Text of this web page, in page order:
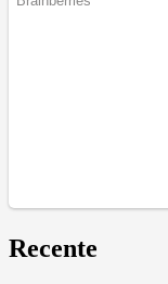
Recente